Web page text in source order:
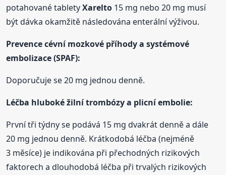
potahované tabletyXarelto 15 mg nebo 20 mg musí
být dávka okamžitě následována enterální výživou.
Prevence cévní mozkové příhody a systémové
embolizace (SPAF):
Doporučuje se 20 mg jednou denně.
Léčba hluboké žilní trombózy a plicní embolie:
První tři týdny se podává 15 mg dvakrát denně a dále
20 mg jednou denně. Krátkodobá léčba (nejméně
3 měsíce) je indikována při přechodných rizikových
faktorech a dlouhodobá léčba při trvalých rizikových